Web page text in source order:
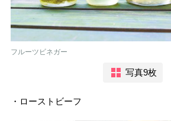
フルーツビネガー
写真9枚
・ローストビーフ